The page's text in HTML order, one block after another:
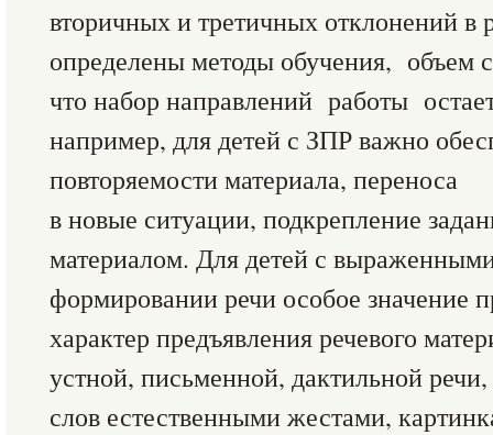
вторичных и третичных отклонений в
определены методы обучения, объем
что набор направлений работы
например, для детей с ЗПР важно
повторяемости материала, переноса
в новые ситуации, подкрепление
материалом. Для детей с
формировании речи особое значение
характер предъявления речевого
устной, письменной, дактильной
слов естественными жестами,